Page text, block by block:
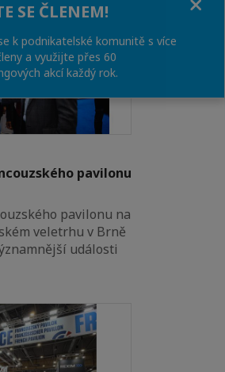
pavilonu
pavilonu na
veletrhu v Brně
události
SE ČLENEM!
k podnikatelské komunitě s více
a využijte přes 60
akcí každý rok.